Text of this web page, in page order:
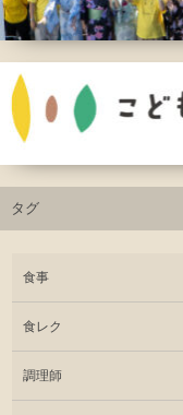
タグ
食事
食レク
調理師